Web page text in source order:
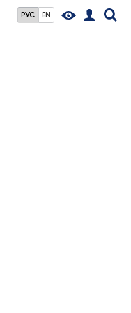
РУС EN